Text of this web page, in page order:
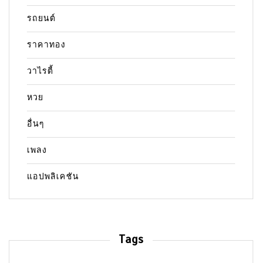
รถยนต์
ราคาทอง
วาไรตี้
หวย
อื่นๆ
เพลง
แอปพลิเคชัน
Tags